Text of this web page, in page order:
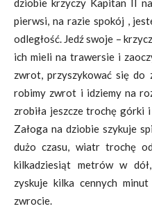
dziobie krzyczy Kapitan II
pierwsi, na razie spokój ,
odległość. Jedź swoje –
ich mieli na trawersie i
zwrot, przyszykować się do
robimy zwrot i idziemy na
zrobiła jeszcze trochę górki
Załoga na dziobie szykuje
dużo czasu, wiatr trochę
kilkadziesiąt metrów w
zyskuje kilka cennych
zwrocie.